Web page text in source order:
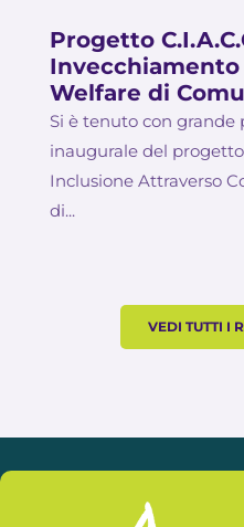
Progetto
Welfare di
Si è tenuto con grande
inaugurale del progetto
Inclusione Attraverso
di...
VEDI TUTTI I